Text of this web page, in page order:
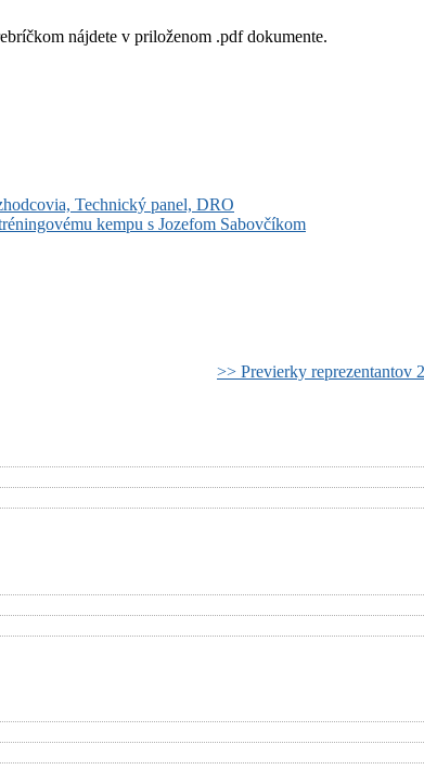
nájdete v priloženom .pdf dokumente.
Technický panel, DRO
kempu s Jozefom Sabovčíkom
>> Previerky reprezentantov